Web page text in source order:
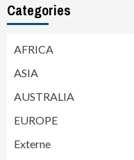
Categories
AFRICA
ASIA
AUSTRALIA
EUROPE
Externe